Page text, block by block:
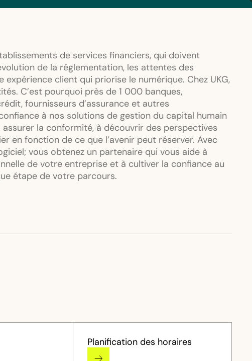
de services financiers, qui doivent
de la réglementation, les attentes des
expérience client qui priorise le numérique. Chez UKG,
C’est pourquoi près de 1 000 banques,
fournisseurs d’assurance et autres
à nos solutions de gestion du capital humain
la conformité, à découvrir des perspectives
en fonction de ce que l’avenir peut réserver. Avec
vous obtenez un partenaire qui vous aide à
de votre entreprise et à cultiver la confiance au
étape de votre parcours.
Planification des horaires